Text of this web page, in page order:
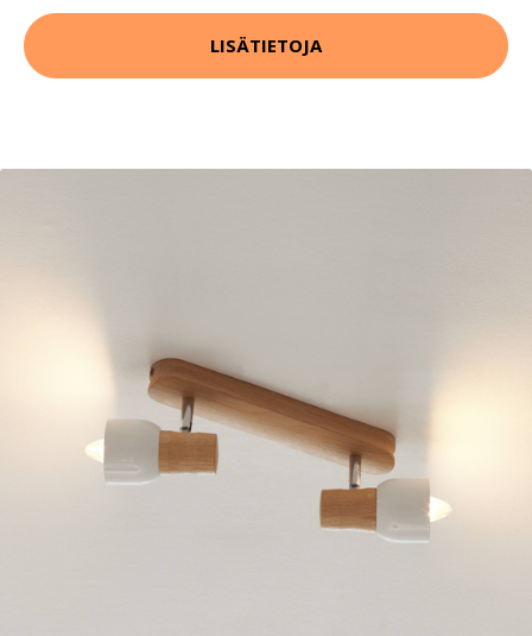
LISÄTIETOJA